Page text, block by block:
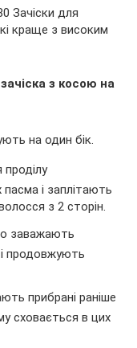
зачіска з косою на
на один бік.
проділу
і заплітають
з 2 сторін.
заважають
продовжують
прибрані раніше
сховається в цих